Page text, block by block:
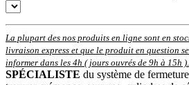
La plupart des nos produits en ligne sont en
livraison express et que le produit en question
informer dans les 4h ( jours ouvrés de 9h à 15h )
SPÉCIALISTE du système de